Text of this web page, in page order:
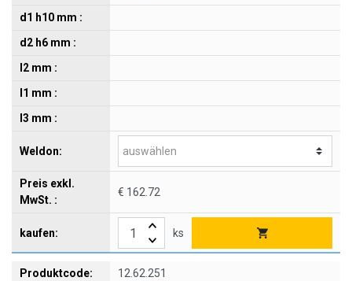
€ 162.72
ks
12.62.251